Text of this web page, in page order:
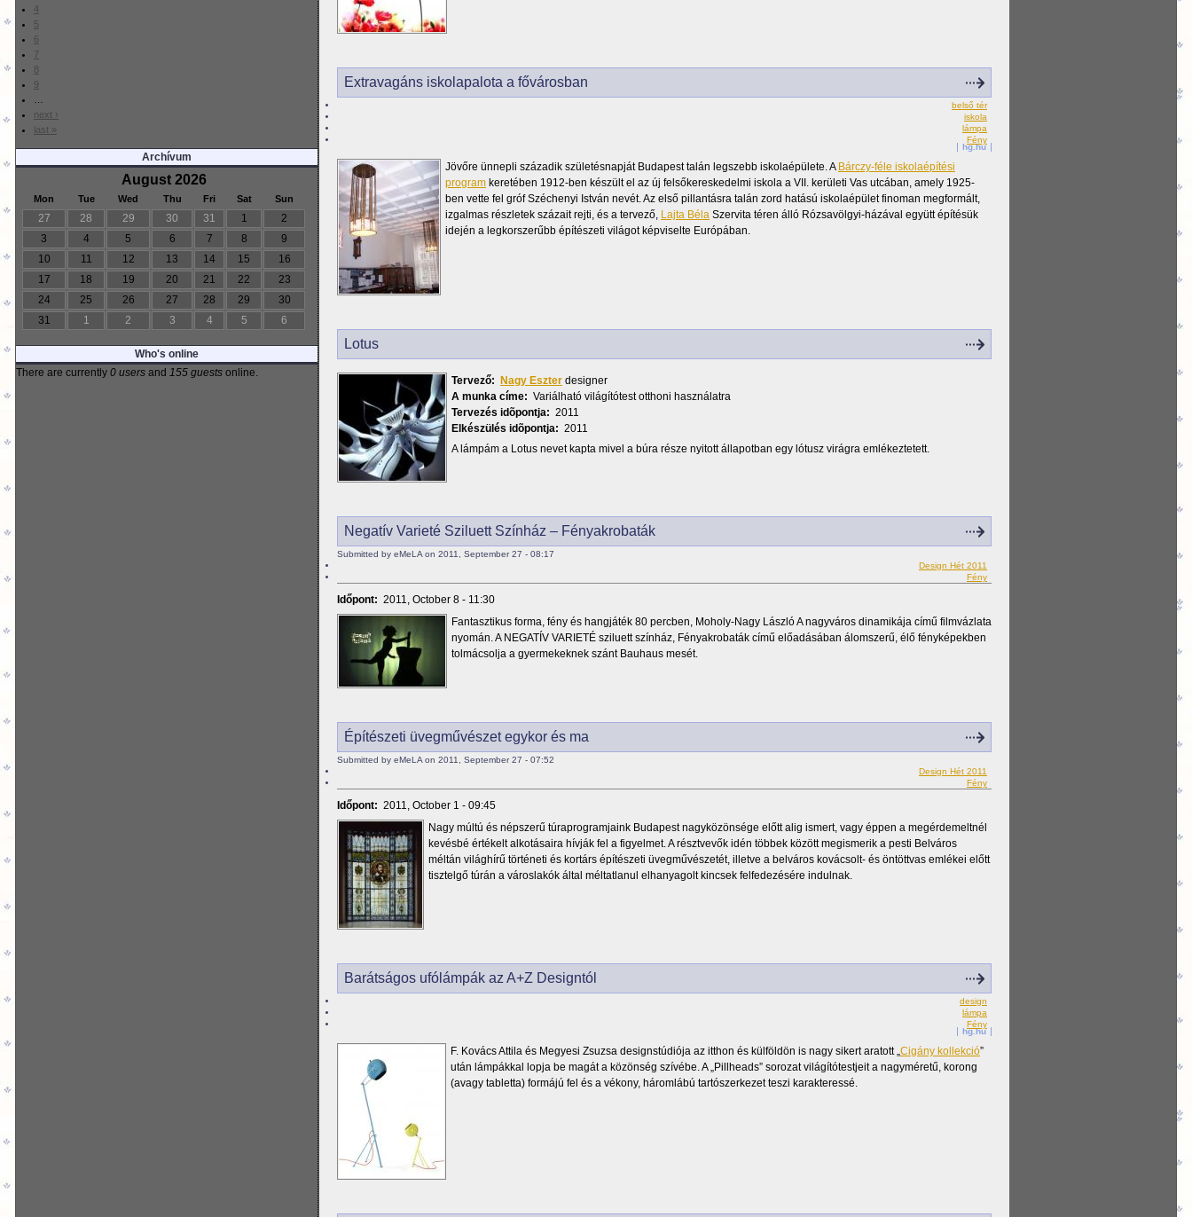
4
5
6
7
8
9
next ›
last »
Archívum
August 2026
Mon Tue Wed Thu Fri Sat Sun
27 28 29 30 31 1
2
3
4 5 6 7 8
9
10
11 12 13 14 15
16
17
18 19 20 21 22
23
24
25 26 27 28 29
30
31
1 2 3 4 5 6
Who's online
There are currently 0 users and 155 guests online.
Extravagáns iskolapalota a fővárosban
belső tér
iskola
lámpa
Fény
hg.hu
Jövőre ünnepli századik születésnapját Budapest talán legszebb iskolaépülete. A Bárczy-féle iskolaépítési
program keretében 1912-ben készült el az új felsőkereskedelmi iskola a VII. kerületi Vas utcában, amely 1925-
ben vette fel gróf Széchenyi István nevét. Az első pillantásra talán zord hatású iskolaépület finoman megformált,
izgalmas részletek százait rejti, és a tervező, Lajta Béla Szervita téren álló Rózsavölgyi-házával együtt építésük
idején a legkorszerűbb építészeti világot képviselte Európában.
Lotus
Tervező: Nagy Eszter designer
A munka címe: Variálható világítótest otthoni használatra
Tervezés idõpontja: 2011
Elkészülés idõpontja: 2011
A lámpám a Lotus nevet kapta mivel a búra része nyitott állapotban egy lótusz virágra emlékeztetett.
Negatív Varieté Sziluett Színház – Fényakrobaták
Submitted by eMeLA on 2011, September 27 - 08:17
Design Hét 2011
Fény
Időpont: 2011, October 8 - 11:30
Fantasztikus forma, fény és hangjáték 80 percben, Moholy-Nagy László A nagyváros dinamikája című filmvázlata
nyomán. A NEGATÍV VARIETÉ sziluett színház, Fényakrobaták című előadásában álomszerű, élő fényképekben
tolmácsolja a gyermekeknek szánt Bauhaus mesét.
Építészeti üvegművészet egykor és ma
Submitted by eMeLA on 2011, September 27 - 07:52
Design Hét 2011
Fény
Időpont: 2011, October 1 - 09:45
Nagy múltú és népszerű túraprogramjaink Budapest nagyközönsége előtt alig ismert, vagy éppen a megérdemeltnél
kevésbé értékelt alkotásaira hívják fel a figyelmet. A résztvevők idén többek között megismerik a pesti Belváros
méltán világhírű történeti és kortárs építészeti üvegművészetét, illetve a belváros kovácsolt- és öntöttvas emlékei előtt
tisztelgő túrán a városlakók által méltatlanul elhanyagolt kincsek felfedezésére indulnak.
Barátságos ufólámpák az A+Z Designtól
design
lámpa
Fény
hg.hu
F. Kovács Attila és Megyesi Zsuzsa designstúdiója az itthon és külföldön is nagy sikert aratott „Cigány kollekció”
után lámpákkal lopja be magát a közönség szívébe. A „Pillheads” sorozat világítótestjeit a nagyméretű, korong
(avagy tabletta) formájú fel és a vékony, háromlábú tartószerkezet teszi karakteressé.